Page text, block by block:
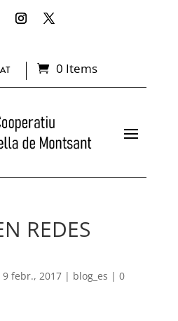
0 Items
REDES
9 febr., 2017| blog_es | 0